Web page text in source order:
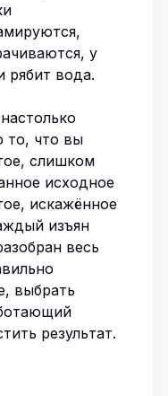
у
рябит вода.
то, что вы
слишком
исходное
искажённое
изъян
весь
выбрать
результат.